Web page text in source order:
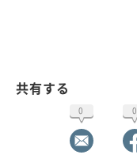
共有する
0 0